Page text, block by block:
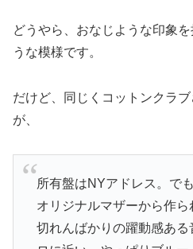
どうやら、おなじような印象
うな模様です。
だけど、同じくコットンクラ
が、
所有盤はNYアドレス。で
オリジナルマザーから作
切れんばかりの躍動感あ